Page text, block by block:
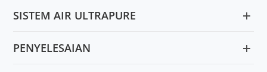
SISTEM AIR ULTRAPURE
PENYELESAIAN